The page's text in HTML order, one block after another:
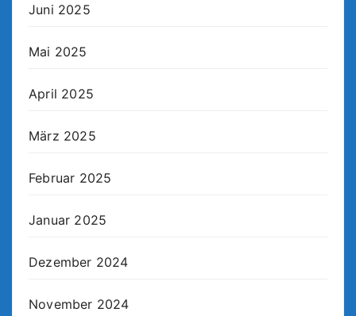
Juni 2025
Mai 2025
April 2025
März 2025
Februar 2025
Januar 2025
Dezember 2024
November 2024